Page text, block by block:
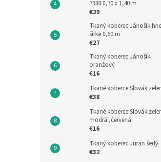
7988 0,70 x 1,40 m
€29
Tkaný koberec Jánošík
šírke 0,60 m
€27
Tkaný koberec Jánošík
oranžový
€16
Tkané koberce Slovák
€38
Tkané koberce Slovák
modrá ,červená
€16
Tkaný koberec Juran šedý
€32